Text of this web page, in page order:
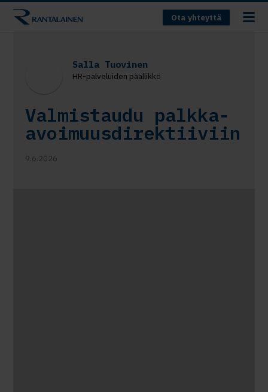
Ota yhteyttä
Salla Tuovinen
HR-palveluiden päällikkö
Valmistaudu palkka-
avoimuusdirektiiviin
9.6.2026